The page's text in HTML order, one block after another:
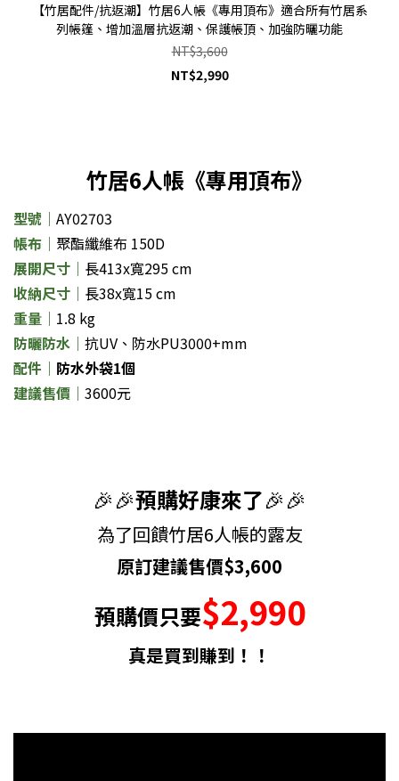
【竹居配件/抗返潮】竹居6人帳《專用頂布》適合所有竹居系
列帳篷、增加溫層抗返潮、保護帳頂、加強防曬功能
NT$3,600
NT$2,990
竹居6人帳《專用頂布》
型號｜ AY02703
帳布 ｜ 聚酯纖維布 150D
展開尺寸 ｜ 長413x寬295 cm
收納尺寸 ｜ 長38x寬15 cm
重量 ｜ 1.8 kg
防曬防水 ｜ 抗UV、防水PU3000+mm
配件 ｜ 防水外袋1個
建議售價 ｜ 3600元
🎉🎉預購好康來了🎉🎉
為了回饋竹居6人帳的露友
原訂建議售價$3,600
預購價只要$2,990
真是買到賺到！！